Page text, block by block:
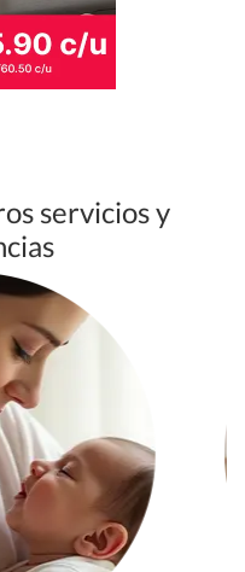
servicios y